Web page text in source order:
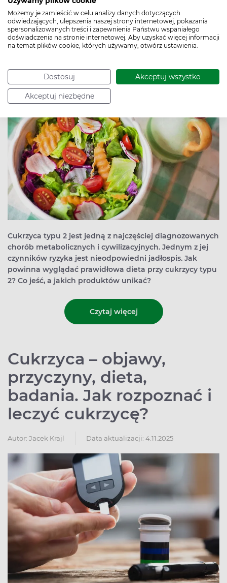
Możemy je zamieścić w celu analizy danych dotyczących
odwiedzających, ulepszenia naszej strony internetowej, pokazania
spersonalizowanych treści i zapewnienia Państwu wspaniałego
doświadczenia na stronie internetowej. Aby uzyskać więcej informacji
na temat plików cookie, których używamy, otwórz ustawienia.
Dostosuj Akceptuj wszystko
Akceptuj niezbędne
jeść przy cukrzycy typu
2?
Cukrzyca typu 2 jest jedną z najczęściej diagnozowanych
chorób metabolicznych i cywilizacyjnych. Jednym z jej
czynników ryzyka jest nieodpowiedni jadłospis. Jak
powinna wyglądać prawidłowa dieta przy cukrzycy typu
2? Co jeść, a jakich produktów unikać?
Czytaj więcej
Cukrzyca – objawy,
przyczyny, dieta,
badania. Jak rozpoznać i
leczyć cukrzycę?
Autor: Jacek Krajl Data aktualizacji: 4.11.2025